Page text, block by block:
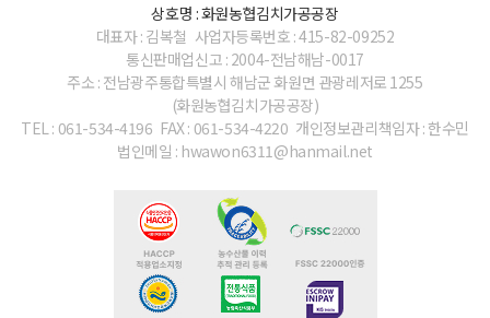
상호명 : 화원농협김치가공공장
대표자 : 김복철 사업자등록번호 : 415-82-09252
통신판매업신고 : 2004-전남해남-0017
주소 : 전남광주통합특별시 해남군 화원면 관광레저로 1255
(화원농협김치가공공장)
TEL : 061-534-4196 FAX : 061-534-4220 개인정보관리책임자 : 한수민
법인메일 : hwawon6311@hanmail.net